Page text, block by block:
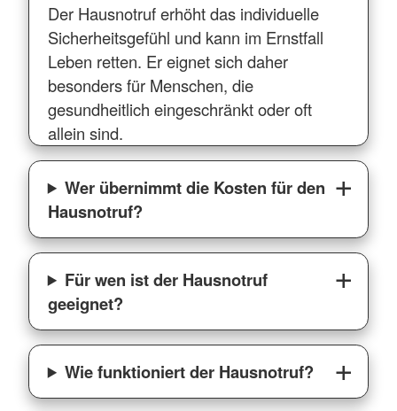
Der Hausnotruf erhöht das individuelle
Sicherheitsgefühl und kann im Ernstfall
Leben retten. Er eignet sich daher
besonders für Menschen, die
gesundheitlich eingeschränkt oder oft
allein sind.
Wer übernimmt die Kosten für den
Hausnotruf?
Für wen ist der Hausnotruf
geeignet?
Wie funktioniert der Hausnotruf?